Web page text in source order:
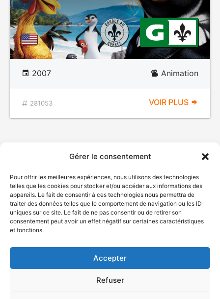
Gérer le consentement
Pour offrir les meilleures expériences, nous utilisons des technologies
telles que les cookies pour stocker et/ou accéder aux informations des
appareils. Le fait de consentir à ces technologies nous permettra de
traiter des données telles que le comportement de navigation ou les ID
uniques sur ce site. Le fait de ne pas consentir ou de retirer son
consentement peut avoir un effet négatif sur certaines caractéristiques
et fonctions.
Accepter
Refuser
2007 Animation
281053 VOIR PLUS
© Gouvernement du Québec, 2026
Plan du site
Accessibilité
Accès à l'information
Déclaration de services